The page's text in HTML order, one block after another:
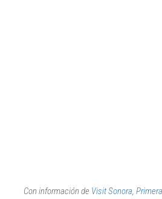
Con información de Visit Sonora,